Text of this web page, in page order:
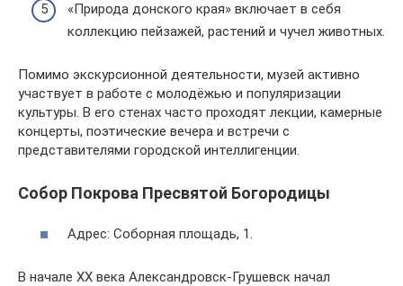
«Природа донского края» включает в себя
коллекцию пейзажей, растений и чучел животных.
Помимо экскурсионной деятельности, музей активно
участвует в работе с молодёжью и популяризации
культуры. В его стенах часто проходят лекции, камерные
концерты, поэтические вечера и встречи с
представителями городской интеллигенции.
Собор Покрова Пресвятой Богородицы
Адрес: Соборная площадь, 1.
В начале XX века Александровск-Грушевск начал